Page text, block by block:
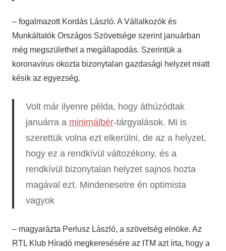
– fogalmazott Kordás László. A Vállalkozók és
Munkáltatók Országos Szövetsége szerint januárban
még megszülethet a megállapodás. Szerintük a
koronavírus okozta bizonytalan gazdasági helyzet miatt
késik az egyezség.
Volt már ilyenre példa, hogy áthúzódtak
januárra a minimálbér-tárgyalások. Mi is
szerettük volna ezt elkerülni, de az a helyzet,
hogy ez a rendkívül változékony, és a
rendkívül bizonytalan helyzet sajnos hozta
magával ezt. Mindenesetre én optimista
vagyok
– magyarázta Perlusz László, a szövetség elnöke. Az
RTL Klub Híradó megkeresésére az ITM azt írta, hogy a